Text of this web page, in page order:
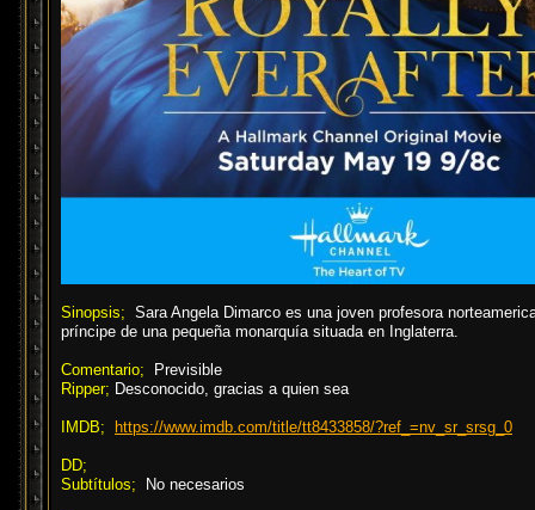
Sinopsis; Sara Angela Dimarco es una joven profesora
príncipe de una pequeña monarquía situada en Inglaterra.
Comentario; Previsible
Ripper; Desconocido, gracias a quien sea
IMDB; https://www.imdb.com/title/tt8433858/?ref_=nv_sr_srsg_0
DD;
Subtítulos; No necesarios